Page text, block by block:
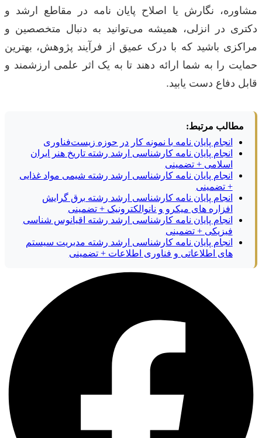
مشاوره، نگارش یا اصلاح پایان نامه در مقاطع ارشد و
دکتری در انزلی، همیشه می‌توانید به دنبال متخصصین و
مراکزی باشید که با درک عمیق از فرآیند پژوهش، بهترین
حمایت را به شما ارائه دهند تا به یک اثر علمی ارزشمند و
قابل دفاع دست یابید.
مطالب مرتبط:
انجام پایان نامه با نمونه کار در حوزه زیست‌فناوری
انجام پایان نامه کارشناسی ارشد رشته تاریخ هنر ایران
اسلامی + تضمینی
انجام پایان نامه کارشناسی ارشد رشته شیمی مواد غذایی
+ تضمینی
انجام پایان نامه کارشناسی ارشد رشته برق گرایش
افزاره های میکرو و نانوالکترونیک + تضمینی
انجام پایان نامه کارشناسی ارشد رشته اقیانوس شناسی
فیزیکی + تضمینی
انجام پایان نامه کارشناسی ارشد رشته مدیریت سیستم
های اطلاعاتی و فناوری اطلاعات + تضمینی